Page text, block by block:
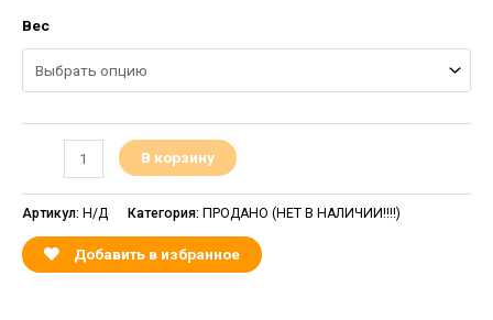
Вес
В корзину
Артикул: Н/Д Категория: ПРОДАНО (НЕТ В НАЛИЧИИ!!!!)
Добавить в избранное